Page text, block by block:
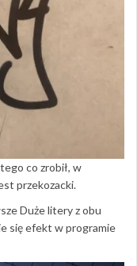
co zrobił, w
przekozacki.
Duże litery z obu
się efekt w programie